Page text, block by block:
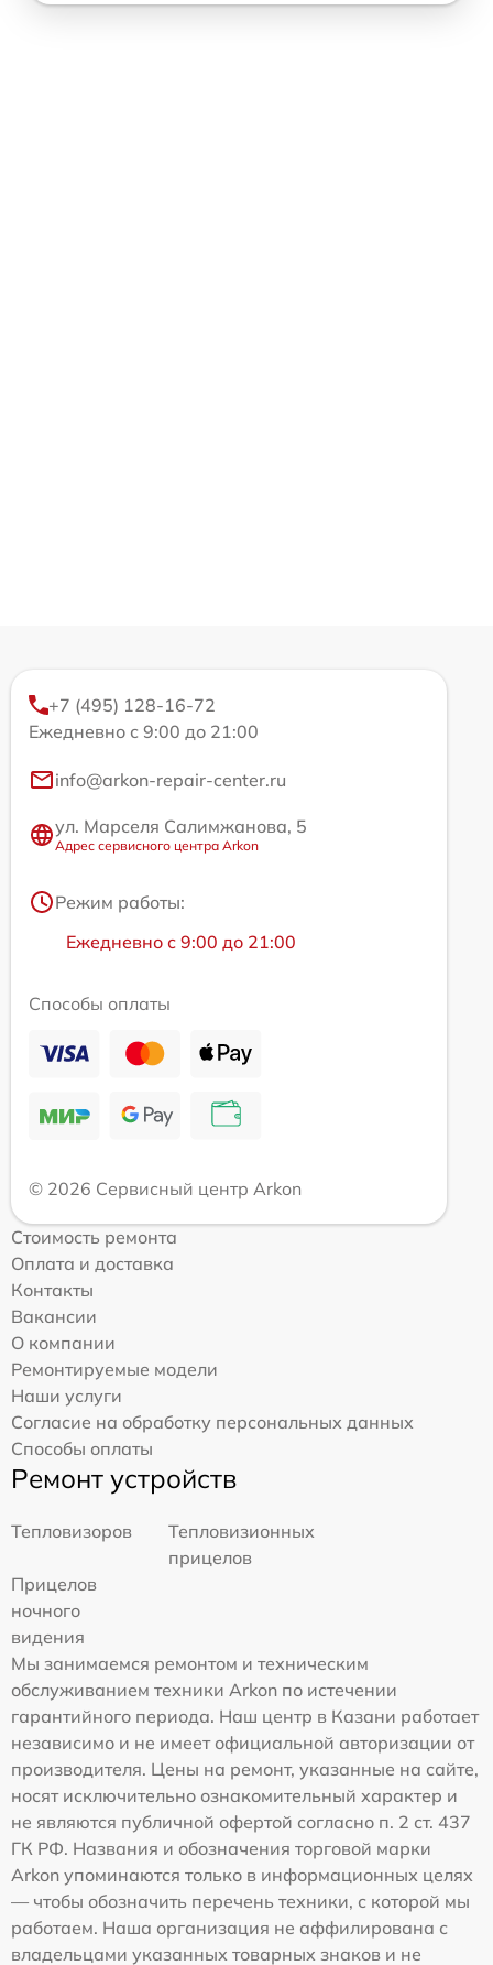
+7 (495) 128-16-72
Ежедневно с 9:00 до 21:00
info@arkon-repair-center.ru
ул. Марселя Салимжанова, 5
Адрес сервисного центра Arkon
Режим работы:
Ежедневно с 9:00 до 21:00
Способы оплаты
© 2026 Сервисный центр Arkon
Стоимость ремонта
Оплата и доставка
Контакты
Вакансии
О компании
Ремонтируемые модели
Наши услуги
Согласие на обработку персональных данных
Способы оплаты
Ремонт устройств
Тепловизоров
Тепловизионных
прицелов
Прицелов
ночного
видения
Мы занимаемся ремонтом и техническим
обслуживанием техники Arkon по истечении
гарантийного периода. Наш центр в Казани работает
независимо и не имеет официальной авторизации от
производителя. Цены на ремонт, указанные на сайте,
носят исключительно ознакомительный характер и
не являются публичной офертой согласно п. 2 ст. 437
ГК РФ. Названия и обозначения торговой марки
Arkon упоминаются только в информационных целях
— чтобы обозначить перечень техники, с которой мы
работаем. Наша организация не аффилирована с
владельцами указанных товарных знаков и не